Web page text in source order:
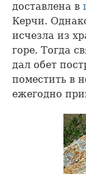
доставлена в
Керчи.
исчезла из
горе. Тогда
дал обет
поместить в
ежегодно